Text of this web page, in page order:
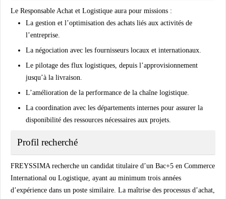
Le Responsable Achat et Logistique aura pour missions :
La gestion et l’optimisation des achats liés aux activités de
l’entreprise.
La négociation avec les fournisseurs locaux et internationaux.
Le pilotage des flux logistiques, depuis l’approvisionnement
jusqu’à la livraison.
L’amélioration de la performance de la chaîne logistique.
La coordination avec les départements internes pour assurer la
disponibilité des ressources nécessaires aux projets.
Profil recherché
FREYSSIMA recherche un candidat titulaire d’un Bac+5 en Commerce
International ou Logistique , ayant au minimum trois années
d’expérience dans un poste similaire. La maîtrise des processus d’achat,